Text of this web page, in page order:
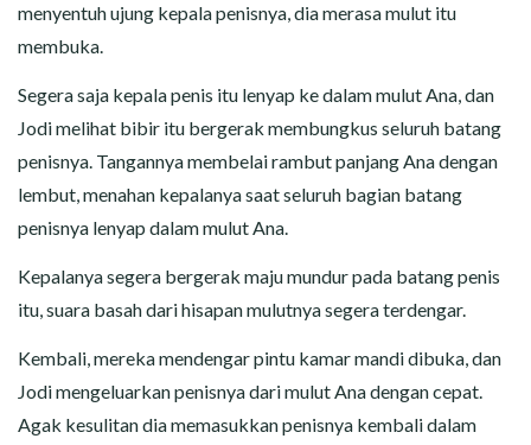
menyentuh ujung kepala penisnya, dia merasa mulut itu
membuka.
Segera saja kepala penis itu lenyap ke dalam mulut Ana, dan
Jodi melihat bibir itu bergerak membungkus seluruh batang
penisnya. Tangannya membelai rambut panjang Ana dengan
lembut, menahan kepalanya saat seluruh bagian batang
penisnya lenyap dalam mulut Ana.
Kepalanya segera bergerak maju mundur pada batang penis
itu, suara basah dari hisapan mulutnya segera terdengar.
Kembali, mereka mendengar pintu kamar mandi dibuka, dan
Jodi mengeluarkan penisnya dari mulut Ana dengan cepat.
Agak kesulitan dia memasukkan penisnya kembali dalam